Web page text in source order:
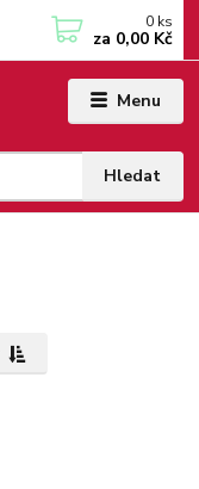
Menu
Hledat
0 ks
za 0,00 Kč